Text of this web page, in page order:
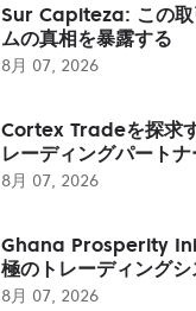
Sur Capiteza: この取
ムの真相を暴露する
8月 07, 2026
Cortex Tradeを探求
レーディングパートナ
8月 07, 2026
Ghana Prosperity
極のトレーディング
8月 07, 2026